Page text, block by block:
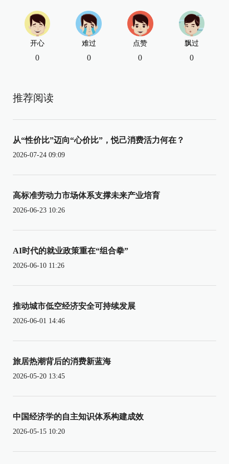
开心
0
难过
0
点赞
0
飘过
0
推荐阅读
从“性价比”迈向“心价比”，悦己消费活力何在？
2026-07-24 09:09
高标准劳动力市场体系支撑未来产业培育
2026-06-23 10:26
AI时代的就业政策重在“组合拳”
2026-06-10 11:26
推动城市低空经济安全可持续发展
2026-06-01 14:46
旅居热潮背后的消费新蓝海
2026-05-20 13:45
中国经济学的自主知识体系构建成效
2026-05-15 10:20